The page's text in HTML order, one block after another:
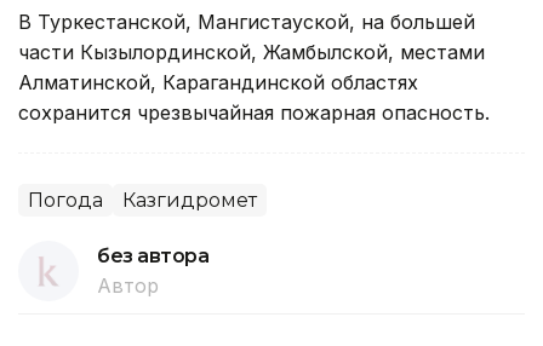
В Туркестанской, Мангистауской, на большей
части Кызылординской, Жамбылской, местами
Алматинской, Карагандинской областях
сохранится чрезвычайная пожарная опасность.
Погода Казгидромет
без автора
Автор